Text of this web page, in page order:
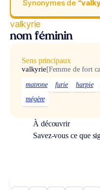
Synonymes de
valkyrie
nom féminin
Sens principaux
valkyrie[Femme de fort
matrone furie harpie
mégère
À découvrir
Savez-vous ce que